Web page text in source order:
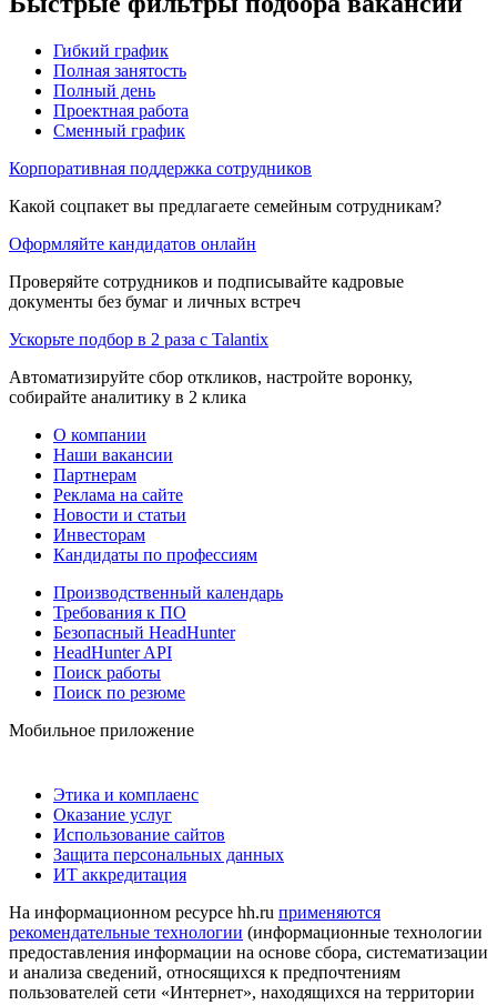
Гибкий график
Полная занятость
Полный день
Проектная работа
Сменный график
Корпоративная поддержка сотрудников
Какой соцпакет вы предлагаете семейным сотрудникам?
Оформляйте кандидатов онлайн
Проверяйте сотрудников и подписывайте кадровые
документы без бумаг и личных встреч
Ускорьте подбор в 2 раза с Talantix
Автоматизируйте сбор откликов, настройте воронку,
собирайте аналитику в 2 клика
О компании
Наши вакансии
Партнерам
Реклама на сайте
Новости и статьи
Инвесторам
Кандидаты по профессиям
Производственный календарь
Требования к ПО
Безопасный HeadHunter
HeadHunter API
Поиск работы
Поиск по резюме
Мобильное приложение
Этика и комплаенс
Оказание услуг
Использование сайтов
Защита персональных данных
ИТ аккредитация
На информационном ресурсе hh.ru применяются
рекомендательные технологии (информационные технологии
предоставления информации на основе сбора, систематизации
и анализа сведений, относящихся к предпочтениям
пользователей сети «Интернет», находящихся на территории